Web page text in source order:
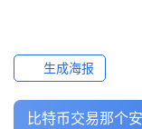
生成海报
比特币交易那个